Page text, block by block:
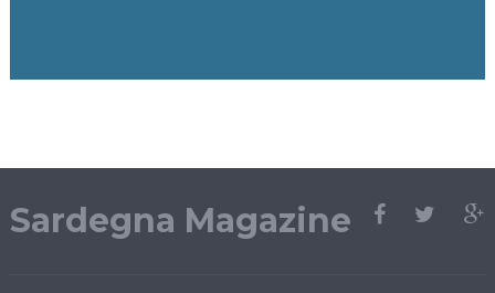
Sardegna Magazine